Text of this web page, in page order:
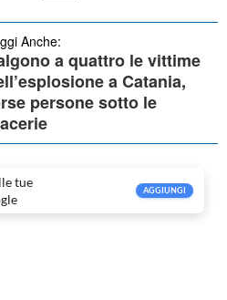
Anche:
a quattro le vittime
a Catania,
persone sotto le
tue
AGGIUNGI